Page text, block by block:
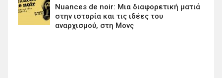
Nuances de noir: Μια διαφορετική ματιά
στην ιστορία και τις ιδέες του
αναρχισμού, στη Μονς